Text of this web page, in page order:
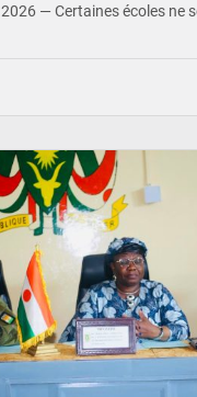
— Certaines écoles ne